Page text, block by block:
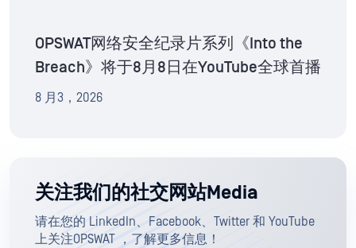
OPSWAT网络安全纪录片系列《Into the
Breach》将于8月8日在YouTube全球首播
8 月3，2026
关注我们的社交网站Media
请在您的 LinkedIn、Facebook、Twitter 和 YouTube
上关注OPSWAT ，了解更多信息！